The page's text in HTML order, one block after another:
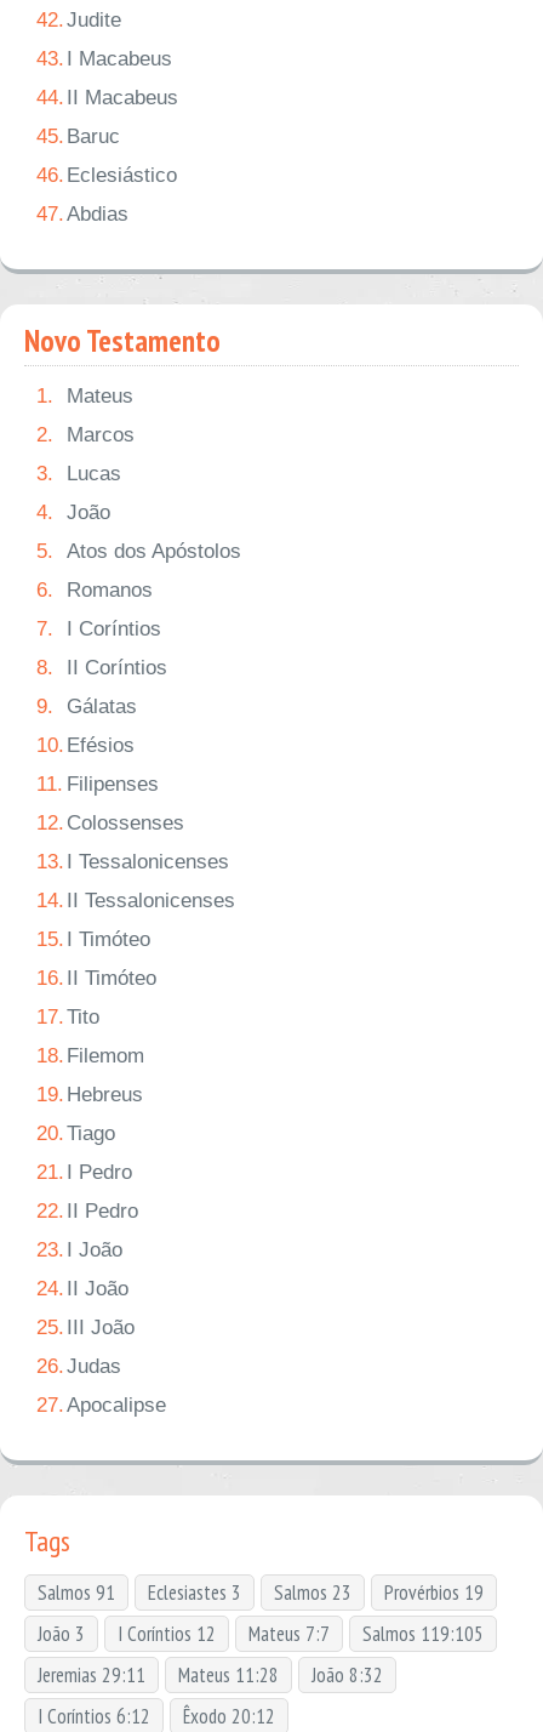
42.Judite
43. I Macabeus
44. II Macabeus
45. Baruc
46. Eclesiástico
47.Abdias
Novo Testamento
1.
Mateus
2.
Marcos
3.
Lucas
4.
João
5.
Atos dos Apóstolos
6.
Romanos
7.
I Coríntios
8.
II Coríntios
9.
Gálatas
10. Efésios
11. Filipenses
12. Colossenses
13. I Tessalonicenses
14. II Tessalonicenses
15. I Timóteo
16. II Timóteo
17.Tito
18. Filemom
19. Hebreus
20.Tiago
21. I Pedro
22. II Pedro
23. I João
24. II João
25. III João
26.Judas
27.Apocalipse
Tags
Salmos 91 Eclesiastes 3 Salmos 23
Provérbios 19
João 3
I Coríntios 12 Mateus 7:7
Salmos 119:105
Jeremias 29:11
Mateus 11:28
João 8:32
I Coríntios 6:12
Êxodo 20:12